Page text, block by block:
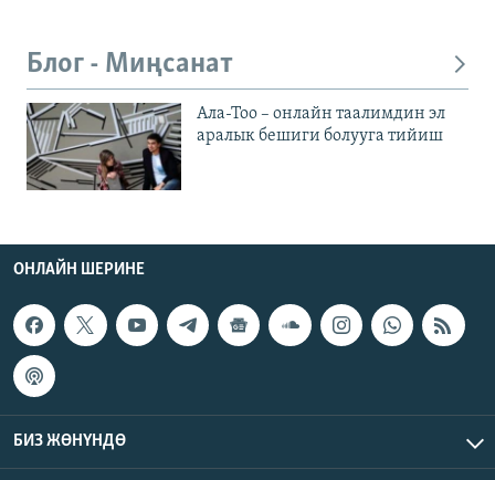
Блог - Миңсанат
Ала-Тоо – онлайн таалимдин эл
аралык бешиги болууга тийиш
ОНЛАЙН ШЕРИНЕ
БИЗ ЖӨНҮНДӨ